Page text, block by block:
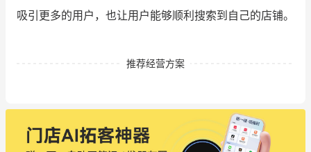
吸引更多的用户，也让用户能够顺利搜索到自己的店铺。
推荐经营方案